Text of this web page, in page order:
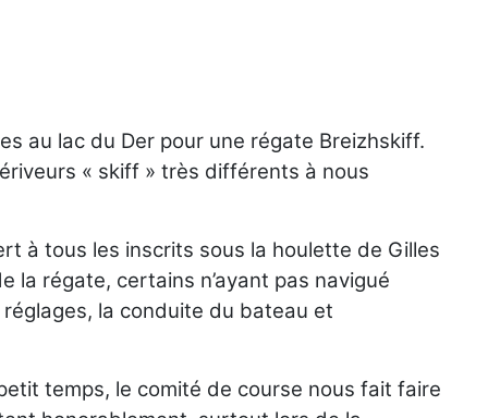
au lac du Der pour une régate Breizhskiff.
« skiff » très différents à nous
à tous les inscrits sous la houlette de Gilles
régate, certains n’ayant pas navigué
réglages, la conduite du bateau et
temps, le comité de course nous fait faire